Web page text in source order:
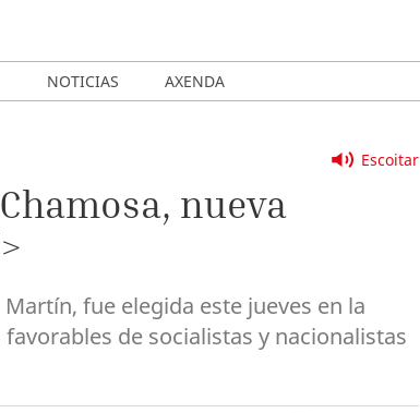
NOTICIAS AXENDA
Escoitar
nueva
fue elegida este jueves en la
de socialistas y nacionalistas